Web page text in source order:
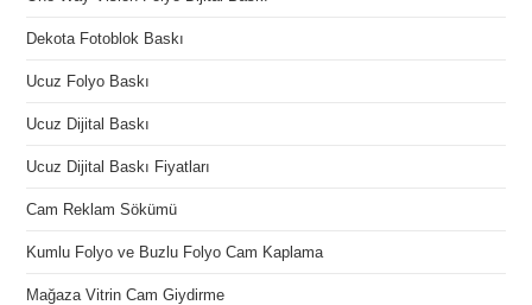
Dekota Fotoblok Baskı
Ucuz Folyo Baskı
Ucuz Dijital Baskı
Ucuz Dijital Baskı Fiyatları
Cam Reklam Sökümü
Kumlu Folyo ve Buzlu Folyo Cam Kaplama
Mağaza Vitrin Cam Giydirme